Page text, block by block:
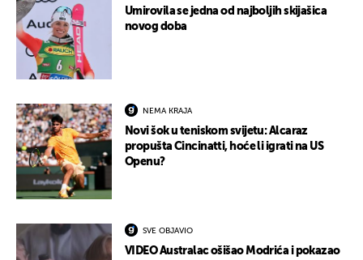
Umirovila se jedna od najboljih skijašica
novog doba
NEMA KRAJA
Novi šok u teniskom svijetu: Alcaraz
propušta Cincinatti, hoće li igrati na US
Openu?
SVE OBJAVIO
VIDEO Australac ošišao Modrića i pokazao